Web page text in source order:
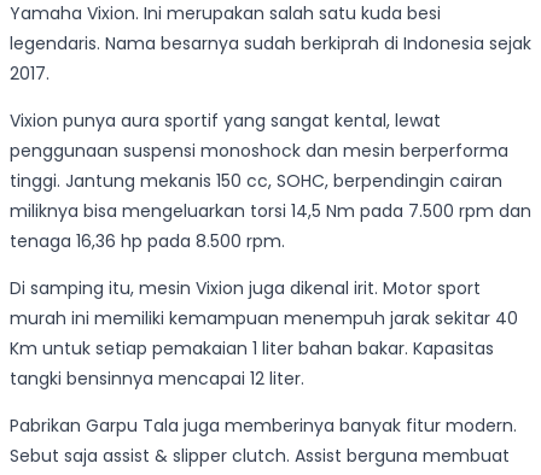
Yamaha Vixion. Ini merupakan salah satu kuda besi
legendaris. Nama besarnya sudah berkiprah di Indonesia sejak
2017.
Vixion punya aura sportif yang sangat kental, lewat
penggunaan suspensi monoshock dan mesin berperforma
tinggi. Jantung mekanis 150 cc, SOHC, berpendingin cairan
miliknya bisa mengeluarkan torsi 14,5 Nm pada 7.500 rpm dan
tenaga 16,36 hp pada 8.500 rpm.
Di samping itu, mesin Vixion juga dikenal irit. Motor sport
murah ini memiliki kemampuan menempuh jarak sekitar 40
Km untuk setiap pemakaian 1 liter bahan bakar. Kapasitas
tangki bensinnya mencapai 12 liter.
Pabrikan Garpu Tala juga memberinya banyak fitur modern.
Sebut saja assist & slipper clutch. Assist berguna membuat